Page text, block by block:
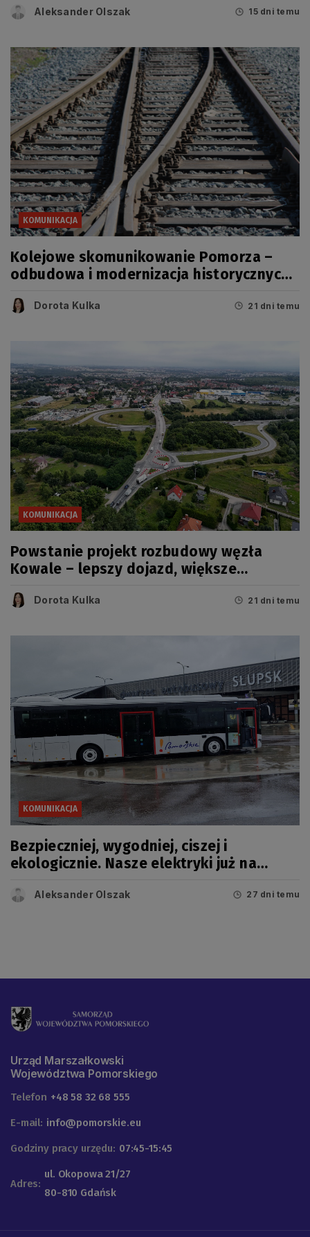
Aleksander Olszak 15 dni temu
KOMUNIKACJA
Kolejowe skomunikowanie Pomorza –
odbudowa i modernizacja historycznych
Dorota Kulka 21 dni temu
KOMUNIKACJA
Powstanie projekt rozbudowy węzła
Kowale – lepszy dojazd, większe
Dorota Kulka 21 dni temu
KOMUNIKACJA
Bezpieczniej, wygodniej, ciszej i
ekologicznie. Nasze elektryki już na
Aleksander Olszak 27 dni temu
Urząd Marszałkowski
Województwa Pomorskiego
Telefon +48 58 32 68 555
E-mail: info@pomorskie.eu
Godziny pracy urzędu: 07:45-15:45
Adres:
ul. Okopowa 21/27
80-810 Gdańsk